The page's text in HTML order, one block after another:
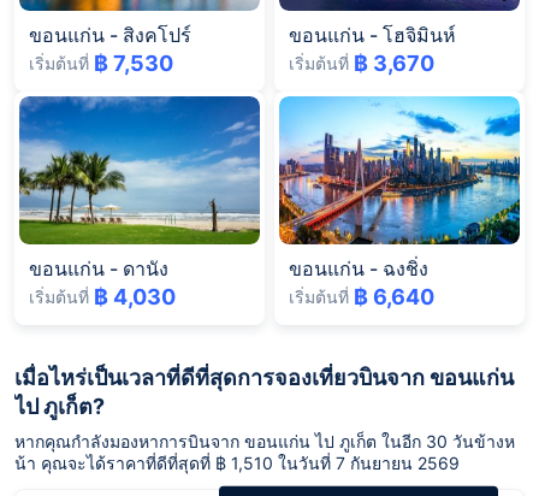
ขอนแก่น - สิงคโปร์
เริ่มต้นที่ ฿ 7,530
ขอนแก่น - โฮจิมินห์
เริ่มต้นที่ ฿ 3,670
ขอนแก่น - ดานัง
เริ่มต้นที่ ฿ 4,030
ขอนแก่น - ฉงชิ่ง
เริ่มต้นที่ ฿ 6,640
เมื่อไหร่เป็นเวลาที่ดีที่สุดการจองเที่ยวบินจาก ขอนแก่น
ไป ภูเก็ต?
หากคุณกำลังมองหาการบินจาก ขอนแก่น ไป ภูเก็ต ในอีก 30 วันข้างห
น้า คุณจะได้ราคาที่ดีที่สุดที่ ฿ 1,510 ในวันที่ 7 กันยายน 2569